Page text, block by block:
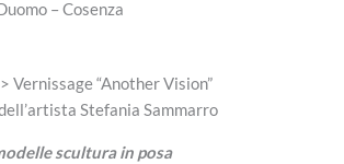
– Cosenza
Vernissage “Another Vision”
Stefania Sammarro
scultura in posa